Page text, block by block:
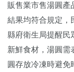
販售業市售湯圓產
結果均符合規定，
縣府衛生局提醒民
新鮮食材，湯圓需
圓存放冷凍時避免